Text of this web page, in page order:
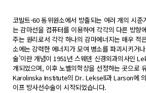
코발트-60 동위원소에서 방출되는 여러 개의 시
는 감마선을 컴퓨터를 이용하여 각각의 다른 방향
주는 원리로서 각각 하나의 감마에너지는 매우 적
소에는 강력한 에너지가 모여 병소를 파괴시키거
술’이란 개념이 1951년 스웨덴 신경외과의사인
개되었으며, 이후 노벨의학상을 선정하는 곳으로
Karolinska Institute의 Dr. Leksell과 Larson에
이프 방사선수술이 시작되었습니다.